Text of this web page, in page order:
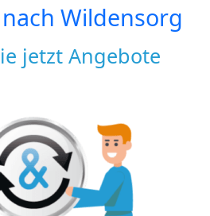
Wildensorg
jetzt Angebote